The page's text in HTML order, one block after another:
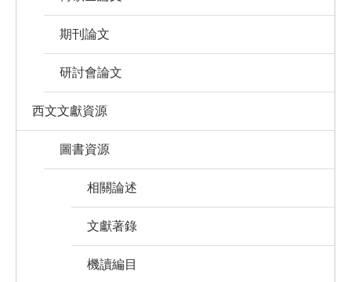
期刊論文
研討會論文
西文文獻資源
圖書資源
相關論述
文獻著錄
機讀編目